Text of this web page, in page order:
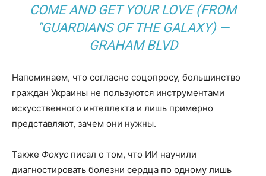
COME AND GET YOUR LOVE (FROM
"GUARDIANS OF THE GALAXY) —
GRAHAM BLVD
Напоминаем, что согласно соцопросу, большинство
граждан Украины не пользуются инструментами
искусственного интеллекта и лишь примерно
представляют, зачем они нужны.
Также Фокус писал о том, что ИИ научили
диагностировать болезни сердца по одному лишь